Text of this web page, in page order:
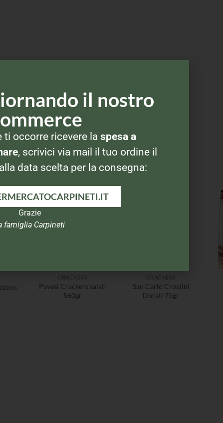
CRACKERS
Pavesi Crackers salati
560gr
CRACKERS
San Carlo Crostini
Dorati 75gr
il nostro
ti occorre ricevere la spesa a
, scrivici via mail il tuo ordine il
data scelta per la consegna:
Grazie
famiglia Carpineti